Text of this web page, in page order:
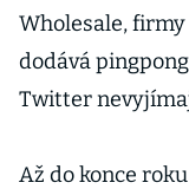
Wholesale, firmy
dodává
Twitter
Až do konce